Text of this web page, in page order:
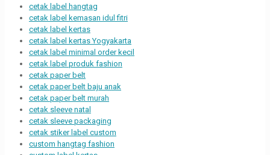
cetak label hangtag
cetak label kemasan idul fitri
cetak label kertas
cetak label kertas Yogyakarta
cetak label minimal order kecil
cetak label produk fashion
cetak paper belt
cetak paper belt baju anak
cetak paper belt murah
cetak sleeve natal
cetak sleeve packaging
cetak stiker label custom
custom hangtag fashion